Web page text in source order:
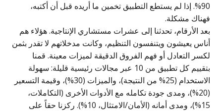
90%. إذا لم يستطع التطبيق تخمين ما أريده قبل أن أكتبه،
فهناك مشكلة.
بعد الأرقام، تحدثنا إلى عشرات مستشاري الإنتاجية. هؤلاء هم
أناس يعيشون ويتنفسون التنظيم، وكانت مدخلاتهم لا تقدر بثمن
لكسر التعادل أو فهم الفروق الدقيقة لميزات معينة. قمنا
بتقييم كل تطبيق من 10 عبر مجالات رئيسية قليلة: سهولة
الاستخدام (25% من النتيجة)، والميزات (30%)، وقيمة التسعير
(20%)، ومدى جودة تكامله مع الأدوات الأخرى (التكاملات،
15%)، ومدى أمانه (الأمان/الامتثال، 10%). ركزنا حقاً على